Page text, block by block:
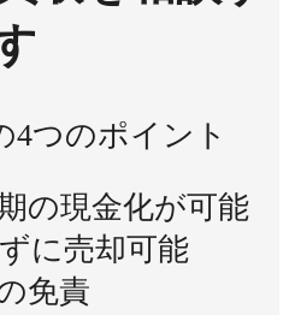
4つのポイント
の現金化が可能
に売却可能
免責